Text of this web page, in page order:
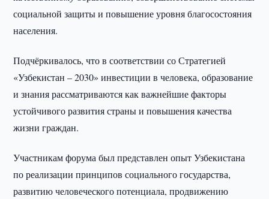
социальной защиты и повышение уровня благосостояния
населения.
Подчёркивалось, что в соответствии со Стратегией
«Узбекистан – 2030» инвестиции в человека, образование
и знания рассматриваются как важнейшие факторы
устойчивого развития страны и повышения качества
жизни граждан.
Участникам форума был представлен опыт Узбекистана
по реализации принципов социального государства,
развитию человеческого потенциала, продвижению